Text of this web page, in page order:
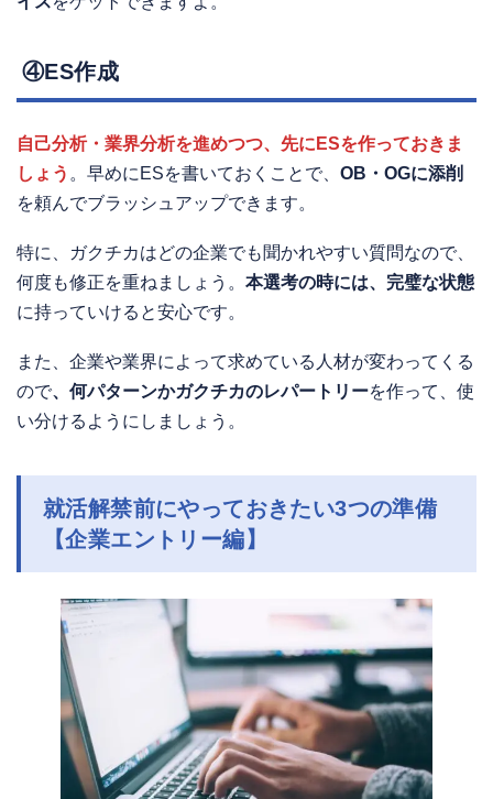
④ES作成
自己分析・業界分析を進めつつ、先にESを作っておきま
しょう 。早めにESを書いておくことで、 OB・OGに添削
を頼んでブラッシュアップできます。
特に、ガクチカはどの企業でも聞かれやすい質問なので、
何度も修正を重ねましょう。 本選考の時には、完璧な状態
に持っていけると安心です。
また、企業や業界によって求めている人材が変わってくる
ので、何パターンかガクチカのレパートリーを作って、使
い分けるようにしましょう。
就活解禁前にやっておきたい3つの準備
【企業エントリー編】